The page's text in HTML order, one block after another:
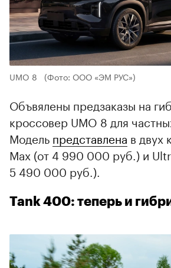
UMO 8 (Фото: ООО «ЭМ РУС»)
Объвялены предзаказы на
кроссовер UMO 8 для
Модель представлена в двух
Max (от 4 990 000 руб.) и
5 490 000 руб.).
Tank 400: теперь и